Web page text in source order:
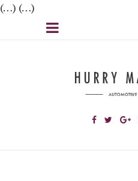
(…) (…)